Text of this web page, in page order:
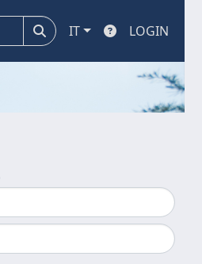
IT LOGIN